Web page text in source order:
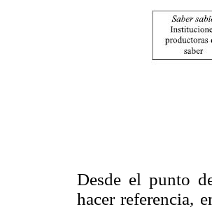
Desde el punto
hacer referencia,